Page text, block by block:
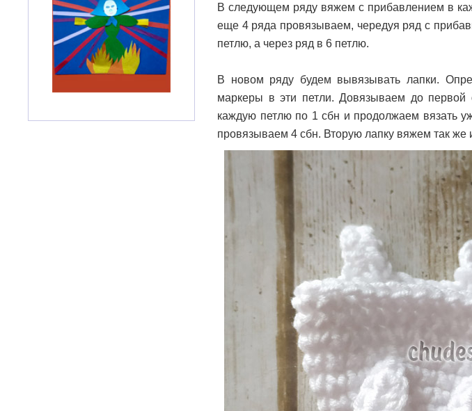
В следующем ряду вяжем с прибавлением в
еще 4 ряда провязываем, чередуя ряд с
петлю, а через ряд в 6 петлю.
В новом ряду будем вывязывать лапки.
маркеры в эти петли. Довязываем до
каждую петлю по 1 сбн и продолжаем вязать
провязываем 4 сбн. Вторую лапку вяжем так же